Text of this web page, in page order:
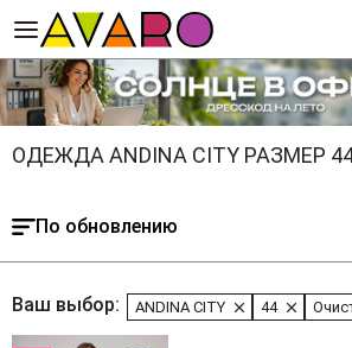
ОДЕЖДА ANDINA CITY РАЗМЕР
По обновлению
Ваш выбор: ANDINA CITY 44